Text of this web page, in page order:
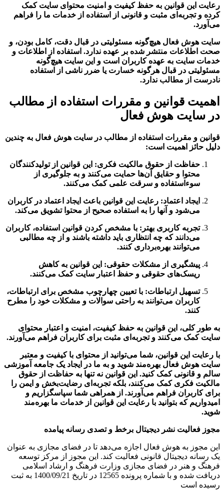
رعایت این قوانین به حفظ کیفیت و امنیت محتوای سایت کمک
کرده و تجربه‌ای مثبت و قانونی از استفاده از خدمات ما را فراهم
می‌آورد.
سایت هوش فعال هیچ‌گونه مسئولیتی در قبال دقت، کامل بودن، و
صحت اطلاعات منتشر شده بر عهده ندارد. استفاده از اطلاعات و
خدمات سایت به عهده کاربران است و این سایت هیچ‌گونه
مسئولیتی در قبال هرگونه خسارت یا ضرر ناشی از استفاده
نادرست از مطالب ندارد.
اهمیت قوانین و مقررات استفاده از مطالب
در سایت هوش فعال
قوانین و مقررات استفاده از مطالب در سایت هوش فعال به چندین
دلیل حائز اهمیت است:
حفاظت از حقوق مالکیت فکری: این قوانین از تولیدکنندگان
محتوا و حقایق آن‌ها حمایت می‌کنند و به جلوگیری از
سوءاستفاده و سرقت علمی کمک می‌کنند.
ایجاد اعتماد: رعایت این قوانین باعث ایجاد اعتماد در کاربران
می‌شود و آنها را به استفاده صحیح از محتوا تشویق می‌کند.
تجربه کاربری بهتر: با مشخص کردن قوانین استفاده، کاربران
می‌دانند که چه انتظاری باید داشته باشند و از چه مطالبی
می‌توانند بهره‌برداری کنند.
پیشگیری از مشکلات حقوقی: این قوانین به کاهش
ریسک‌های حقوقی و حفظ اعتبار سایت کمک می‌کنند.
تسهیل ارتباطات: با تعیین چهارچوب مشخص برای ارتباطات،
کاربران می‌توانند به راحتی سوالات و مشکلات خود را مطرح
کنند.
به طور کلی، این قوانین به حفظ کیفیت، امنیت و اعتبار محتوای
سایت کمک می‌کنند و تجربه‌ای مثبت برای کاربران فراهم می‌آورند.
با رعایت این قوانین، شما می‌توانید از محتوای با کیفیت و معتبر
سایت هوش فعال بهره‌مند شوید و به ما در ایجاد یک جامعه آموزشی
سالم و قانونی کمک کنید. این قوانین نه تنها به حفاظت از حقوق
مالکیت فکری کمک می‌کنند، بلکه تجربه‌ای رضایت‌بخش و ایمن را
برای کاربران فراهم می‌آورند. از همراهی شما سپاسگزاریم و
امیدواریم که بتوانید با رعایت این قوانین از خدمات ما بهره‌مند
شوید.
مجوز فعالیت نشر دیجیتال برخط و تصدی رسانه پیامده
این مجوز به هوش فعال اجازه می‌دهد تا در فضای مجازی به عنوان
یک رسانه دیجیتال قانونی فعالیت کند. این مجوز از مرکز توسعه
فرهنگ و هنر در فضای مجازی وزارت فرهنگ و ارشاد اسلامی
دریافت شده و با شماره پرونده 12565 در تاریخ 1400/09/21 به ثبت
رسیده است